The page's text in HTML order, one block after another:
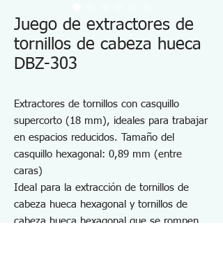
Juego de extractores de
tornillos de cabeza hueca
DBZ-303
Extractores de tornillos con casquillo
supercorto (18 mm), ideales para trabajar
en espacios reducidos. Tamaño del
casquillo hexagonal: 0,89 mm (entre
caras)
Ideal para la extracción de tornillos de
cabeza hueca hexagonal y tornillos de
cabeza hueca hexagonal que se rompen